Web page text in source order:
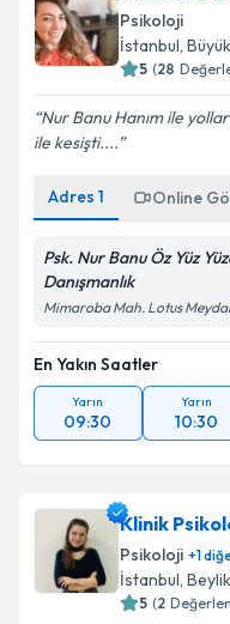
Psikoloji
İstanbul,
5 (28
Nur Banu Hanım ile
ile kesişti....
Adres 1 Online
Psk. Nur Banu Öz Yüz
Danışmanlık
Mimaroba Mah. Lotus
En Yakın Saatler
Yarın
09:30
Yarın
10:30
Klinik
Psikoloji +1
İstanbul,
5 (2